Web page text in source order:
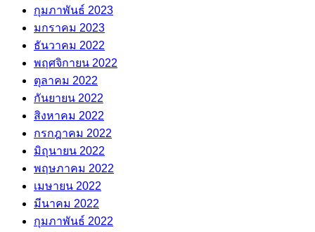
กุมภาพันธ์ 2023
มกราคม 2023
ธันวาคม 2022
พฤศจิกายน 2022
ตุลาคม 2022
กันยายน 2022
สิงหาคม 2022
กรกฎาคม 2022
มิถุนายน 2022
พฤษภาคม 2022
เมษายน 2022
มีนาคม 2022
กุมภาพันธ์ 2022